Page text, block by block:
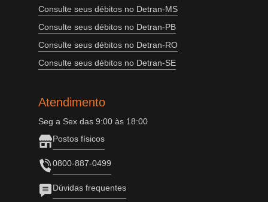
Consulte seus débitos no Detran-MS
Consulte seus débitos no Detran-PB
Consulte seus débitos no Detran-RO
Consulte seus débitos no Detran-SE
Atendimento
Seg a Sex das 9:00 às 18:00
Postos físicos
0800-887-0499
Dúvidas frequentes